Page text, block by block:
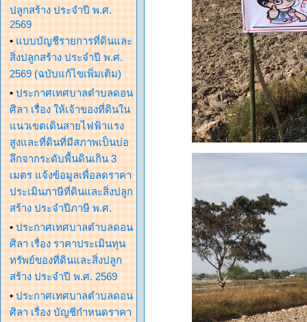
ปลูกสร้าง ประจำปี พ.ศ.
2569
• แบบบัญชีรายการที่ดินและ
สิ่งปลูกสร้าง ประจำปี พ.ศ.
2569 (ฉบับแก้ไขเพิ่มเติม)
• ประกาศเทศบาลตำบลดอน
ศิลา เรื่อง ให้เจ้าของที่ดินใน
แนวเขตเดินสายไฟฟ้าแรง
สูงและที่ดินที่มีสภาพเป็นบ่อ
ลึกจากระดับพื้นดินเกิน 3
เมตร แจ้งข้อมูลเพื่อลดราคา
ประเมินภาษีที่ดินและสิ่งปลูก
สร้าง ประจำปีภาษี พ.ศ.
• ประกาศเทศบาลตำบลดอน
ศิลา เรื่อง ราคาประเมินทุน
ทรัพย์ของที่ดินและสิ่งปลูก
สร้าง ประจำปี พ.ศ. 2569
• ประกาศเทศบาลตำบลดอน
ศิลา เรื่อง บัญชีกำหนดราคา